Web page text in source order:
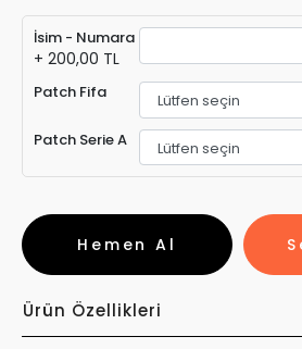
İsim - Numara
+ 200,00 TL
Patch Fifa
Patch Serie A
Hemen Al
Ürün Özellikleri